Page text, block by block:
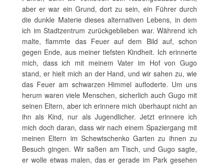
aber er war ein Grund, dort zu sein, ein Führer durch
die dunkle Materie dieses alternativen Lebens, in dem
ich im Stadtzentrum zurückgeblieben war. Während ich
malte, flammte das Feuer auf dem Bild auf, schon
gegen Ende, aus meiner tiefsten Kindheit. Ich erinnerte
mich, dass ich mit meinem Vater im Hof von Gugo
stand, er hielt mich an der Hand, und wir sahen zu, wie
das Feuer am schwarzen Himmel aufloderte. Um uns
herum waren viele Menschen, sicherlich auch Gugo mit
seinen Eltern, aber ich erinnere mich überhaupt nicht an
ihn als Kind, nur als Jugendlicher. Jetzt erinnere ich
mich doch daran, dass wir nach einem Spaziergang mit
meinen Eltern im Schewtschenko Garten zu ihnen zu
Besuch gingen. Wir saßen am Tisch, und Gugo sagte,
er wolle etwas malen, das er gerade im Park gesehen